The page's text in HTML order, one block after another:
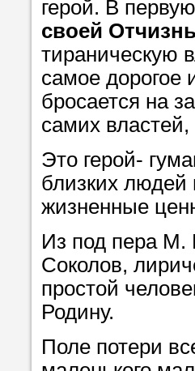
герой. В
своей
тираническую
самое дорогое
бросается на
самих
Это герой-
близких людей
жизненные
Из под пера М.
Соколов,
простой
Родину.
Поле потери